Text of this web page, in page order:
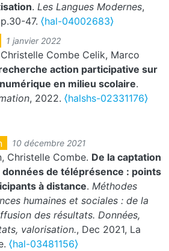
. Les Langues Modernes,
47. ⟨hal-04002683⟩
1 janvier 2022
Combe Celik, Marco
action participative sur
en milieu scolaire.
, 2022. ⟨halshs-02331176⟩
10 décembre 2021
Christelle Combe. De la captation
données de téléprésence : points
à distance. Méthodes
humaines et sociales : de la
des résultats. Données,
valorisation., Dec 2021, La
⟨hal-03481156⟩